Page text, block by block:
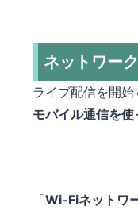
ネットワー
ライブ配信を開始
モバイル通信を使
「Wi-Fiネットワ